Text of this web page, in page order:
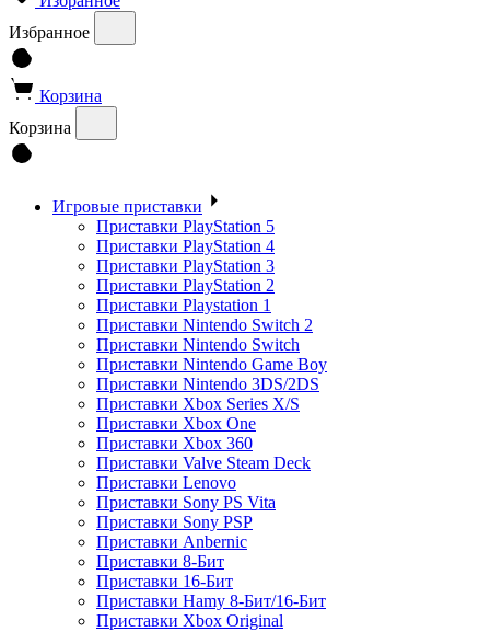
Избранное
Корзина
Корзина
Игровые приставки
Приставки PlayStation 5
Приставки PlayStation 4
Приставки PlayStation 3
Приставки PlayStation 2
Приставки Playstation 1
Приставки Nintendo Switch 2
Приставки Nintendo Switch
Приставки Nintendo Game Boy
Приставки Nintendo 3DS/2DS
Приставки Xbox Series X/S
Приставки Xbox One
Приставки Xbox 360
Приставки Valve Steam Deck
Приставки Lenovo
Приставки Sony PS Vita
Приставки Sony PSP
Приставки Anbernic
Приставки 8-Бит
Приставки 16-Бит
Приставки Hamy 8-Бит/16-Бит
Приставки Xbox Original